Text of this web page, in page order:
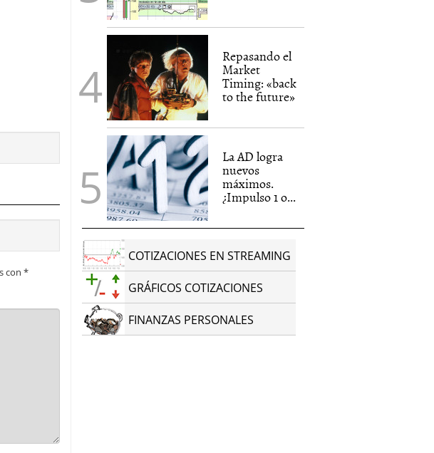
con *
Repasando el
Market
Timing: «back
to the future»
La AD logra
nuevos
máximos.
¿Impulso 1 o...
COTIZACIONES EN STREAMING
GRÁFICOS COTIZACIONES
FINANZAS PERSONALES